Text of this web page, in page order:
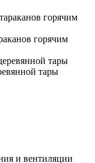
горячим
тары